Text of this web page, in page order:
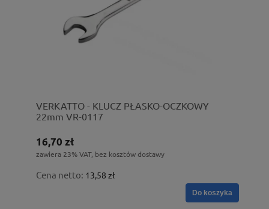
VERKATTO - KLUCZ PŁASKO-OCZKOWY
22mm VR-0117
16,70 zł
zawiera 23% VAT, bez kosztów dostawy
Cena netto: 13,58 zł
Do koszyka